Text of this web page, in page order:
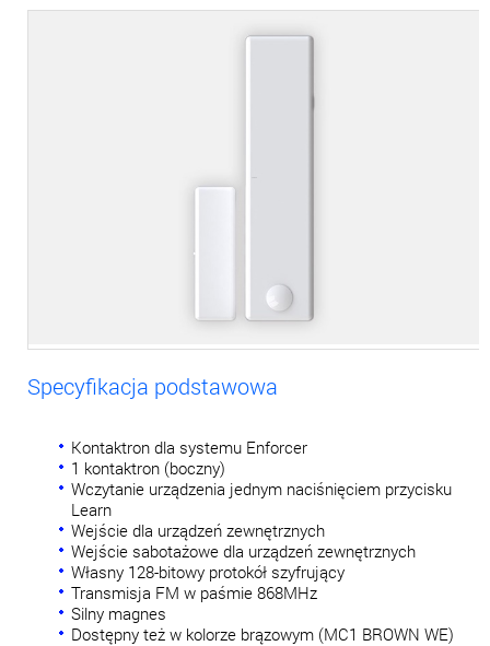
Specyfikacja podstawowa
Kontaktron dla systemu Enforcer
1 kontaktron (boczny)
Wczytanie urządzenia jednym naciśnięciem przycisku
Learn
Wejście dla urządzeń zewnętrznych
Wejście sabotażowe dla urządzeń zewnętrznych
Własny 128-bitowy protokół szyfrujący
Transmisja FM w paśmie 868MHz
Silny magnes
Dostępny też w kolorze brązowym (MC1 BROWN WE)